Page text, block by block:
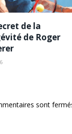
de la
de Roger
sont